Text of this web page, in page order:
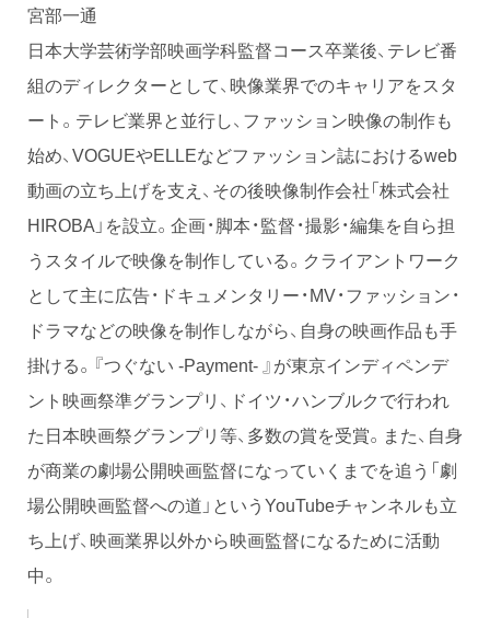
宮部一通
日本大学芸術学部映画学科監督コース卒業後、テレビ番
組のディレクターとして、映像業界でのキャリアをスタ
ート。テレビ業界と並行し、ファッション映像の制作も
始め、VOGUEやELLEなどファッション誌におけるweb
動画の立ち上げを支え、その後映像制作会社「株式会社
HIROBA」を設立。企画・脚本・監督・撮影・編集を自ら担
うスタイルで映像を制作している。クライアントワーク
として主に広告・ドキュメンタリー・MV・ファッション・
ドラマなどの映像を制作しながら、自身の映画作品も手
掛ける。『つぐない -Payment- 』が東京インディペンデ
ント映画祭準グランプリ、ドイツ・ハンブルクで行われ
た日本映画祭グランプリ等、多数の賞を受賞。また、自身
が商業の劇場公開映画監督になっていくまでを追う「劇
場公開映画監督への道」というYouTubeチャンネルも立
ち上げ、映画業界以外から映画監督になるために活動
中。